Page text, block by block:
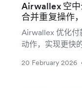
Airwallex 空中
合并重复操作
Airwallex 优化付
动作，实现更快
20 February 2026